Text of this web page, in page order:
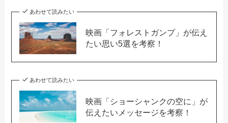
あわせて読みたい
映画「フォレストガンプ」が伝え
たい思い5選を考察！
あわせて読みたい
映画「ショーシャンクの空に」が
伝えたいメッセージを考察！